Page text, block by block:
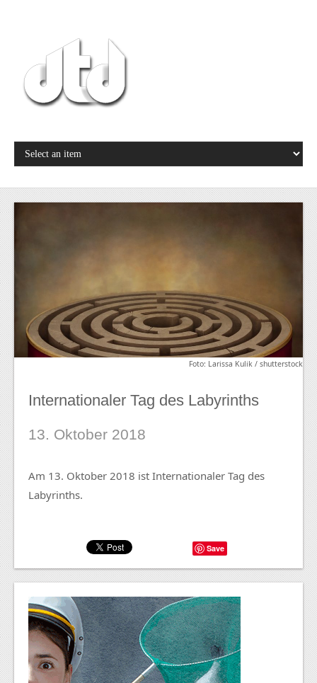
Foto: Larissa Kulik / shutterstock
Internationaler Tag des Labyrinths
13. Oktober 2018
Am 13. Oktober 2018 ist Internationaler Tag des
Labyrinths.
Save